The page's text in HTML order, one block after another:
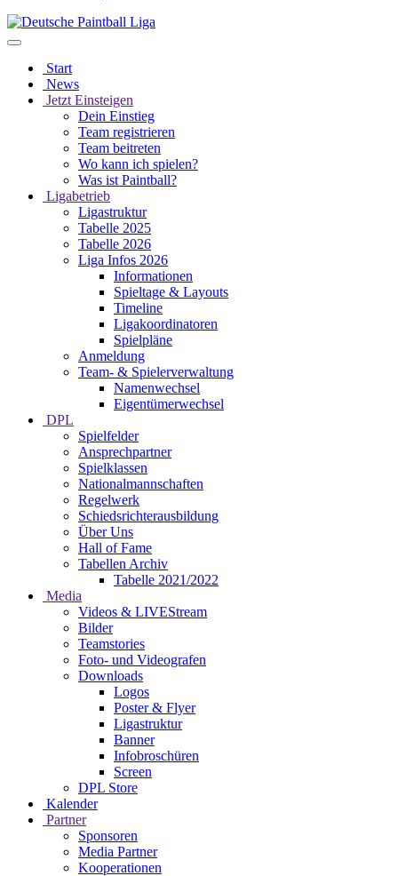
Start
News
Jetzt Einsteigen
Dein Einstieg
Team registrieren
Team beitreten
Wo kann ich spielen?
Was ist Paintball?
Ligabetrieb
Ligastruktur
Tabelle 2025
Tabelle 2026
Liga Infos 2026
Informationen
Spieltage & Layouts
Timeline
Ligakoordinatoren
Spielpläne
Anmeldung
Team- & Spielerverwaltung
Namenwechsel
Eigentümerwechsel
DPL
Spielfelder
Ansprechpartner
Spielklassen
Nationalmannschaften
Regelwerk
Schiedsrichterausbildung
Über Uns
Hall of Fame
Tabellen Archiv
Tabelle 2021/2022
Media
Videos & LIVEStream
Bilder
Teamstories
Foto- und Videografen
Downloads
Logos
Poster & Flyer
Ligastruktur
Banner
Infobroschüren
Screen
DPL Store
Kalender
Partner
Sponsoren
Media Partner
Kooperationen